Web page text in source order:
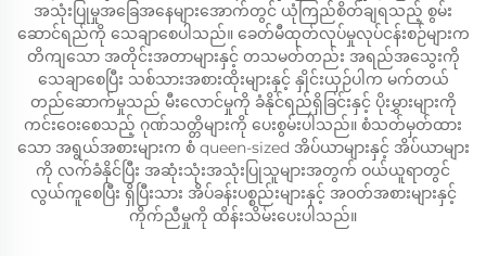
အသုံးပြုမှုအခြေအနေများအောက်တွင် ယုံကြည်စိတ်ချရသည့် စွမ်း
ဆောင်ရည်ကို သေချာစေပါသည်။ ခေတ်မီထုတ်လုပ်မှုလုပ်ငန်းစဉ်များက
တိကျသော အတိုင်းအတာများနှင့် တသမတ်တည်း အရည်အသွေးကို
သေချာစေပြီး သစ်သားအစားထိုးများနှင့် နှိုင်းယှဉ်ပါက မက်တယ်
တည်ဆောက်မှုသည် မီးလောင်မှုကို ခံနိုင်ရည်ရှိခြင်းနှင့် ပိုးမွှားများကို
ကင်းဝေးစေသည့် ဂုဏ်သတ္တိများကို ပေးစွမ်းပါသည်။ စံသတ်မှတ်ထား
သော အရွယ်အစားများက စံ queen-sized အိပ်ယာများနှင့် အိပ်ယာများ
ကို လက်ခံနိုင်ပြီး အဆုံးသုံးအသုံးပြုသူများအတွက် ဝယ်ယူရာတွင်
လွယ်ကူစေပြီး ရှိပြီးသား အိပ်ခန်းပစ္စည်းများနှင့် အဝတ်အစားများနှင့်
ကိုက်ညီမှုကို ထိန်းသိမ်းပေးပါသည်။